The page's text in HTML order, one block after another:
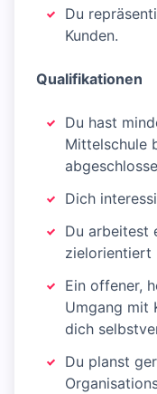
Du
Kunden.
Qualifikationen
Du hast
Mittelschule
Dich
Du arbeitest
zielorientiert
Ein offener,
Umgang mit
dich
Du planst